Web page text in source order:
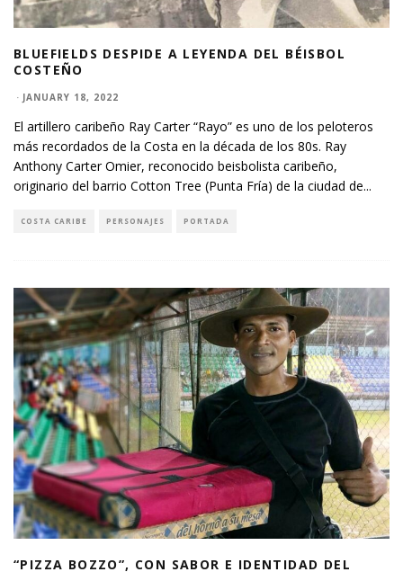
BLUEFIELDS DESPIDE A LEYENDA DEL BÉISBOL
COSTEÑO
· JANUARY 18, 2022
El artillero caribeño Ray Carter “Rayo” es uno de los peloteros
más recordados de la Costa en la década de los 80s. Ray
Anthony Carter Omier, reconocido beisbolista caribeño,
originario del barrio Cotton Tree (Punta Fría) de la ciudad de...
COSTA CARIBE PERSONAJES PORTADA
“PIZZA BOZZO”, CON SABOR E IDENTIDAD DEL